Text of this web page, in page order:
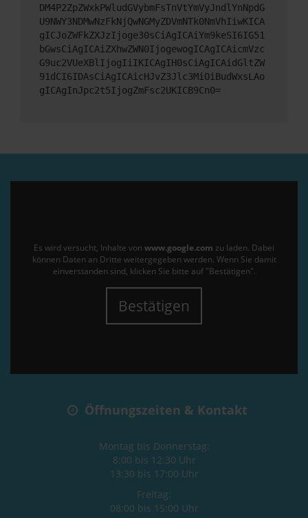
DM4P2ZpZWxkPWludGVybmFsTnVtYmVyJndlYnNpdG
U9NWY3NDMwNzFkNjQwNGMyZDVmNTk0NmVhIiwKICA
gICJoZWFkZXJzIjoge30sCiAgICAiYm9keSI6IG51
bGwsCiAgICAiZXhwZWN0IjogewogICAgICAicmVzc
G9uc2VUeXBlIjogIiIKICAgIH0sCiAgICAidGltZW
91dCI6IDAsCiAgICAicHJvZ3Jlc3MiOiBudWxsLAo
gICAgInJpc2t5IjogZmFsc2UKICB9Cn0=
Es wird versucht, Inhalte von www.google.com zu laden. Dabei
können Daten an Dritte weitergegeben werden. Wenn Sie damit
einverstanden sind, klicken Sie bitte auf "Bestätigen".
Bestätigen
Öffnungszeiten & Kontakt
Montag bis Donnerstag:
8:00 bis 12:30 Uhr
13:30 bis 17:00 Uhr
Freitag:
08:00 bis 15:00 Uhr